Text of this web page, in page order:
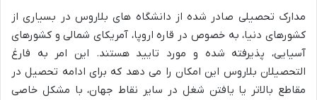
مدارک تحصیلی صادر شده از دانشگاه های بلاروس در بسیاری از
کشورهای دنیا، به خصوص در قاره اروپا، آمریکای شمالی و کشورهای
آسیایی، پذیرفته شده و مورد تایید هستند. این امر به فارغ
التحصیلان بلاروس این امکان را می دهد که برای ادامه تحصیل در
مقاطع بالاتر یا یافتن شغل در سایر نقاط جهان، با مشکل خاصی